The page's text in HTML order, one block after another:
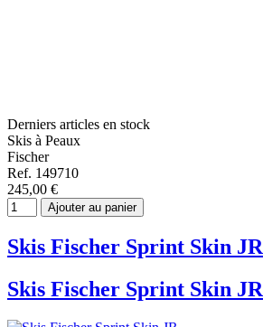
Derniers articles en stock
Skis à Peaux
Fischer
Ref. 149710
245,00 €
Ajouter au panier
Skis Fischer Sprint Skin JR
Skis Fischer Sprint Skin JR